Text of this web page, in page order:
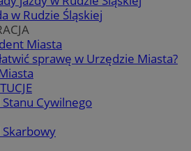
w Rudzie Śląskiej
Miasta
sprawę w Urzędzie Miasta?
Stanu Cywilnego
Skarbowy